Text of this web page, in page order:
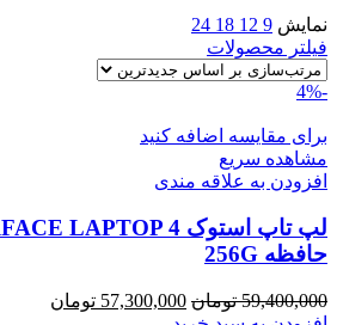
نمایش 9
12
18
24
فیلتر محصولات
-4%
برای مقایسه اضافه کنید
مشاهده سریع
افزودن به علاقه مندی
حافظه 256G
59,400,000 تومان قیمت
57,300,000 تومان